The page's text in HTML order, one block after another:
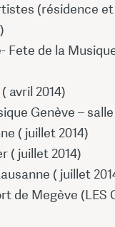
(résidence
Fete de la
avril 2014)
Genève – salle
( juillet 2014)
( juillet 2014)
( juillet
de Megève (LES